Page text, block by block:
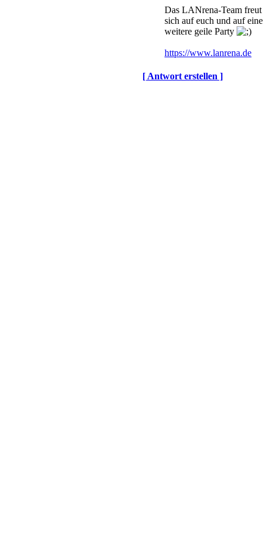
Das LANrena-Team freut
sich auf euch und auf eine
weitere geile Party
https://www.lanrena.de
[ Antwort erstellen ]